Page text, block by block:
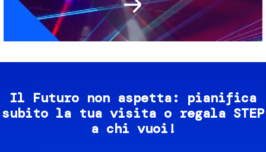
Il Futuro non aspetta: pianifica
subito la tua visita o regala STEP
a chi vuoi!